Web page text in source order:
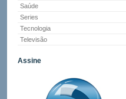
Saúde
Series
Tecnologia
Televisão
Assine